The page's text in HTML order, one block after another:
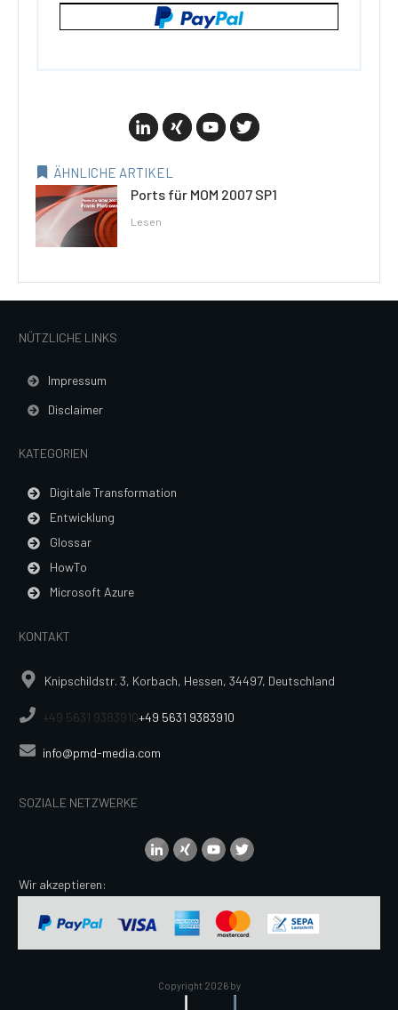
ÄHNLICHE ARTIKEL
Ports für MOM 2007 SP1
Lesen
NÜTZLICHE LINKS
Impressum
Disclaimer
KATEGORIEN
Digitale Transformation
Entwicklung
Glossar
HowTo
Microsoft Azure
KONTAKT
Knipschildstr. 3, Korbach, Hessen, 34497, Deutschland
+49 5631 9383910+49 5631 9383910
info@pmd-media.com
SOZIALE NETZWERKE
Wir akzeptieren:
Copyright 2026by